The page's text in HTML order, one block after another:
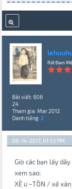
Rất Đam Mê
Bài viết: 606
24
Tham gia: Mar 2012
Danh tiếng: 2
06-14-2017, 01:53 PM
Giờ các bạn lấy
xem sao:
XỀ u ~TỒN / xế